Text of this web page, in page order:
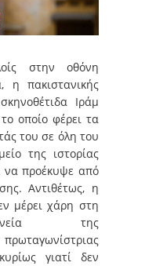
στην οθόνη
η πακιστανικής
Ιράμ
οποίο φέρει τα
του σε όλη του
της ιστορίας
να προέκυψε από
Αντιθέτως, η
μέρει χάρη στη
της
γιατί δεν